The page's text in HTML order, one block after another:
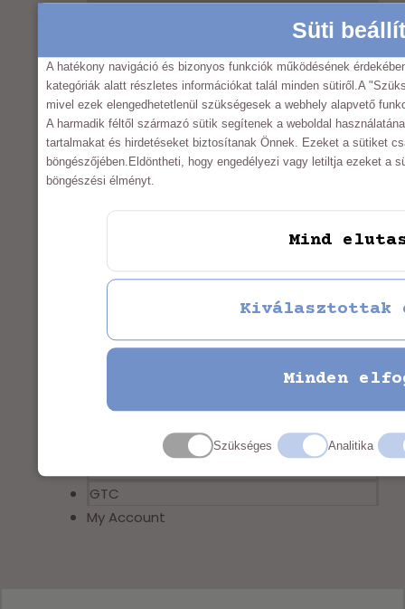
About
Gallery
Contact
HUN
GTC
GTC
My Account
Süti
A hatékony navigáció és bizonyos funkciók működésének
kategóriák alatt részletes információkat talál minden sütiről.A
mivel ezek elengedhetetlenül szükségesek a webhely alapvető
A harmadik féltől származó sütik segítenek a weboldal
tartalmakat és hirdetéseket biztosítanak Önnek. Ezeket a sütiket
böngészőjében.Eldöntheti, hogy engedélyezi vagy letiltja ezeket a
böngészési élményt.
Mind
Kiválasztottak
Minden
Szükséges Analitika